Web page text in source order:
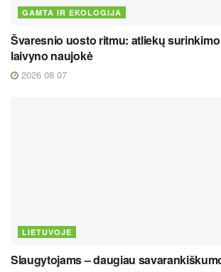
GAMTA IR EKOLOGIJA
Švaresnio uosto ritmu: atliekų surinkimo
laivyno naujokė
2026 08 07
LIETUVOJE
Slaugytojams – daugiau